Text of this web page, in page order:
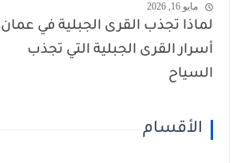
مايو 16, 2026
لماذا تجذب القرى الجبلية في عمان |
أسرار القرى الجبلية التي تجذب
السياح
الأقسام